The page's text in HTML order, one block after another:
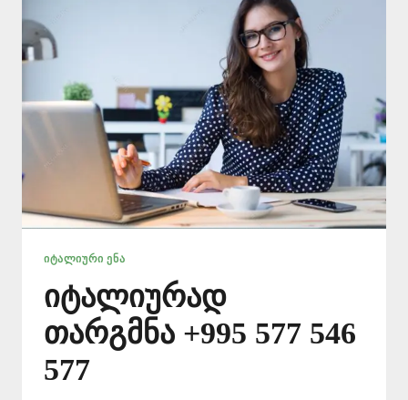
ᲘᲢᲐᲚᲘᲣᲠᲘ ᲔᲜᲐ
იტალიურად
თარგმნა +995 577 546
577